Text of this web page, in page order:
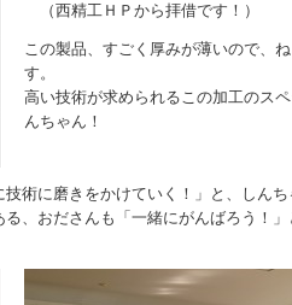
（西精工ＨＰから拝借です！）
この製品、すごく厚みが薄いので、
す。
高い技術が求められるこの加工のス
んちゃん！
術に磨きをかけていく！」と、しんち
、おださんも「一緒にがんばろう！」